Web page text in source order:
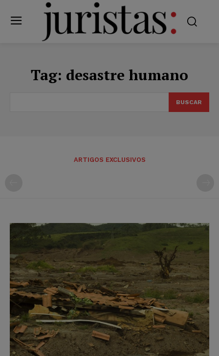
Tag: desastre humano
BUSCAR
ARTIGOS EXCLUSIVOS